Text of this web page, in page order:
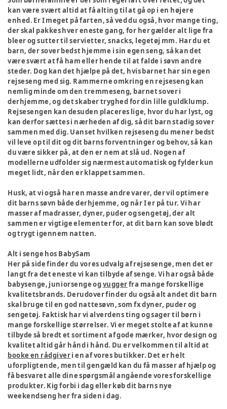
kan være svært altid at få alting til at gå op i en højere
enhed. Er I meget på farten, så ved du også, hvor mange ting,
der skal pakkes hver eneste gang, for her gælder alt lige fra
bleer og sutter til servietter, snacks, legetøj mm. Har du et
barn, der sover bedst hjemme i sin egen seng, så kan det
være svært at få ham eller hende til at falde i søvn andre
steder. Dog kan det hjælpe på det, hvis barnet har sin egen
rejseseng med sig. Rammerne omkring en rejseseng kan
nemlig minde om den tremmeseng, barnet sover i
derhjemme, og det skaber tryghed for din lille guldklump.
Rejsesengen kan desuden placeres lige, hvor du har lyst, og
kan derfor sættes i nærheden af dig, så dit barn stadig sover
sammen med dig. Uanset hvilken rejseseng du mener bedst
vil leve op til dit og dit barns forventninger og behov, så kan
du være sikker på, at den er nem at slå ud. Nogen af
modellerne udfolder sig nærmest automatisk og fylder kun
meget lidt, når den er klappet sammen.
Husk, at vi også har en masse andre varer, der vil optimere
dit barns søvn både derhjemme, og når I er på tur. Vi har
masser af madrasser, dyner, puder og sengetøj, der alt
sammen er vigtige elementer for, at dit barn kan sove blødt
og trygt igennem natten.
Alt i senge hos BabySam
Her på side finder du vores udvalg af rejsesenge, men det er
langt fra det eneste vi kan tilbyde af senge. Vi har også både
babysenge, juniorsenge ogvuggerfra mange forskellige
kvalitetsbrands. Derudover finder du også alt andet dit barn
skal bruge til en god nattesøvn, som fx dyner, puder og
sengetøj. Faktisk har vi alverdens ting og sager til børn i
mange forskellige størrelser. Vi er meget stolte af at kunne
tilbyde så bredt et sortiment af gode mærker, hvor design og
kvalitet altid går hånd i hånd. Du er velkommen til altid at
booke en rådgiveri en af vores butikker. Det er helt
uforpligtende, men til gengæld kan du få masser af hjælp og
få besvaret alle dine spørgsmål angående vores forskellige
produkter. Kig forbi i dag eller køb dit barns nye
weekendseng her fra siden i dag.